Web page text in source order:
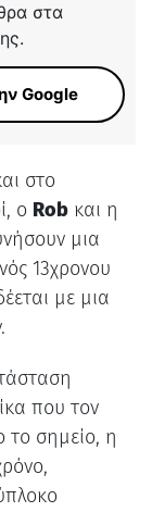
στα
Google
ο Robκαι η
μια
13χρονου
με μια
που τον
το σημείο, η